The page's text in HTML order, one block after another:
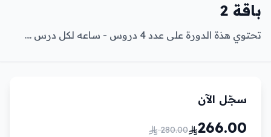
باقة 2
تحتوي هذة الدورة على عدد 4 دروس - ساعه لكل درس ....
سجّل الآن
266.00
280.00